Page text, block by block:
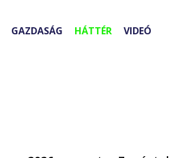
GAZDASÁG HÁTTÉR VIDEÓ